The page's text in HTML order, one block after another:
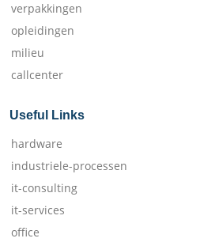
verpakkingen
opleidingen
milieu
callcenter
Useful Links
hardware
industriele-processen
it-consulting
it-services
office